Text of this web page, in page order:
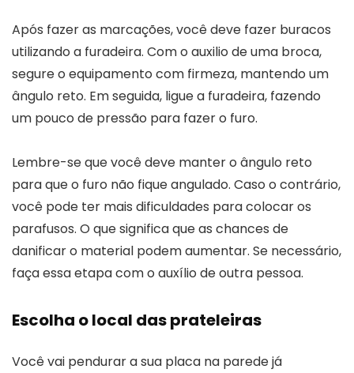
Após fazer as marcações, você deve fazer buracos
utilizando a furadeira. Com o auxilio de uma broca,
segure o equipamento com firmeza, mantendo um
ângulo reto. Em seguida, ligue a furadeira, fazendo
um pouco de pressão para fazer o furo.
Lembre-se que você deve manter o ângulo reto
para que o furo não fique angulado. Caso o contrário,
você pode ter mais dificuldades para colocar os
parafusos. O que significa que as chances de
danificar o material podem aumentar. Se necessário,
faça essa etapa com o auxílio de outra pessoa.
Escolha o local das prateleiras
Você vai pendurar a sua placa na parede já